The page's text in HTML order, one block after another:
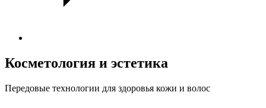
Косметология и эстетика
Передовые технологии для здоровья кожи и волос